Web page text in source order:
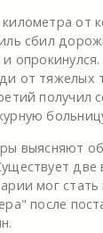
от
сбил
от тяжелых
получил
выясняют
мог
после